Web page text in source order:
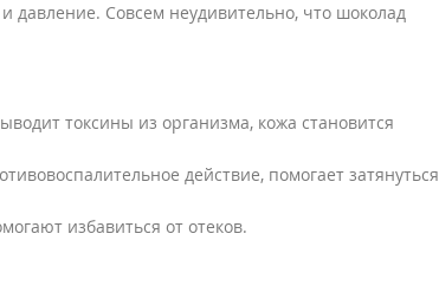
давление. Совсем неудивительно, что шоколад
токсины из организма, кожа становится
действие, помогает затянуться
избавиться от отеков.